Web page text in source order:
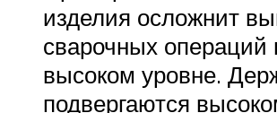
изделия осложнит
сварочных операций
высоком уровне.
подвергаются